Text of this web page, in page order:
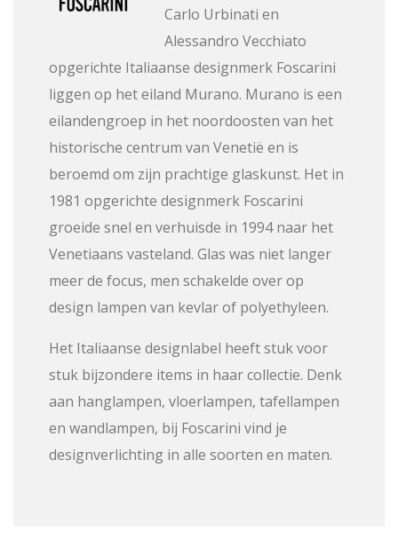
Carlo Urbinati en
Alessandro Vecchiato
opgerichte Italiaanse designmerk Foscarini
liggen op het eiland Murano. Murano is een
eilandengroep in het noordoosten van het
historische centrum van Venetië en is
beroemd om zijn prachtige glaskunst. Het in
1981 opgerichte designmerk Foscarini
groeide snel en verhuisde in 1994 naar het
Venetiaans vasteland. Glas was niet langer
meer de focus, men schakelde over op
design lampen van kevlar of polyethyleen.
Het Italiaanse designlabel heeft stuk voor
stuk bijzondere items in haar collectie. Denk
aan hanglampen, vloerlampen, tafellampen
en wandlampen, bij Foscarini vind je
designverlichting in alle soorten en maten.